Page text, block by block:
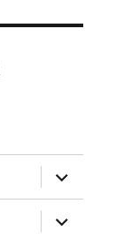
раскрыть
дочернее
меню
раскрыть